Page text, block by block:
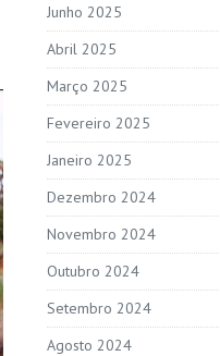
Junho 2025
Abril 2025
Março 2025
Fevereiro 2025
Janeiro 2025
Dezembro 2024
Novembro 2024
Outubro 2024
Setembro 2024
Agosto 2024